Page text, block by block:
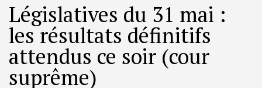
Législatives du 31 mai :
les résultats définitifs
attendus ce soir (cour
suprême)